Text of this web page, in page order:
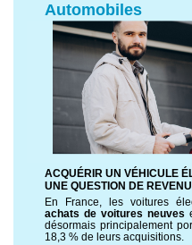
Automobiles
ACQUÉRIR UN VÉHICULE
UNE QUESTION DE
En France, les voitures
achats de voitures neuves
désormais principalement
18,3 % de leurs acquisitions.